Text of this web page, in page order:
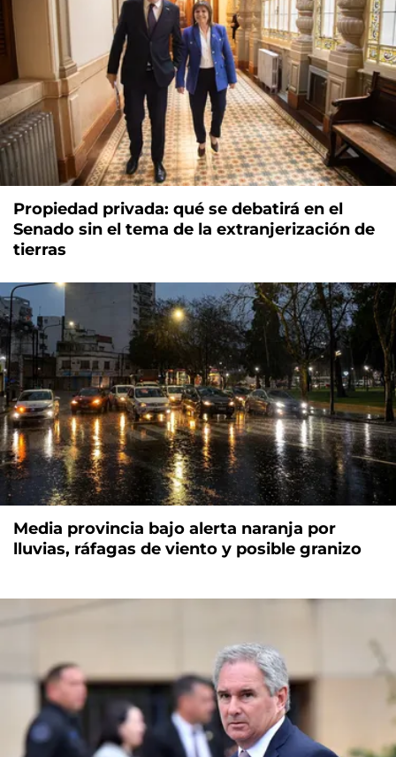
Propiedad privada: qué se debatirá en el
Senado sin el tema de la extranjerización de
tierras
Media provincia bajo alerta naranja por
lluvias, ráfagas de viento y posible granizo